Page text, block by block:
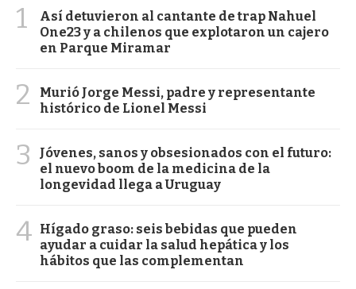
1
Así detuvieron al cantante de trap Nahuel
One23 y a chilenos que explotaron un cajero
en Parque Miramar
2
Murió Jorge Messi, padre y representante
histórico de Lionel Messi
3
Jóvenes, sanos y obsesionados con el futuro:
el nuevo boom de la medicina de la
longevidad llega a Uruguay
4 Hígado graso: seis bebidas que pueden
ayudar a cuidar la salud hepática y los
hábitos que las complementan